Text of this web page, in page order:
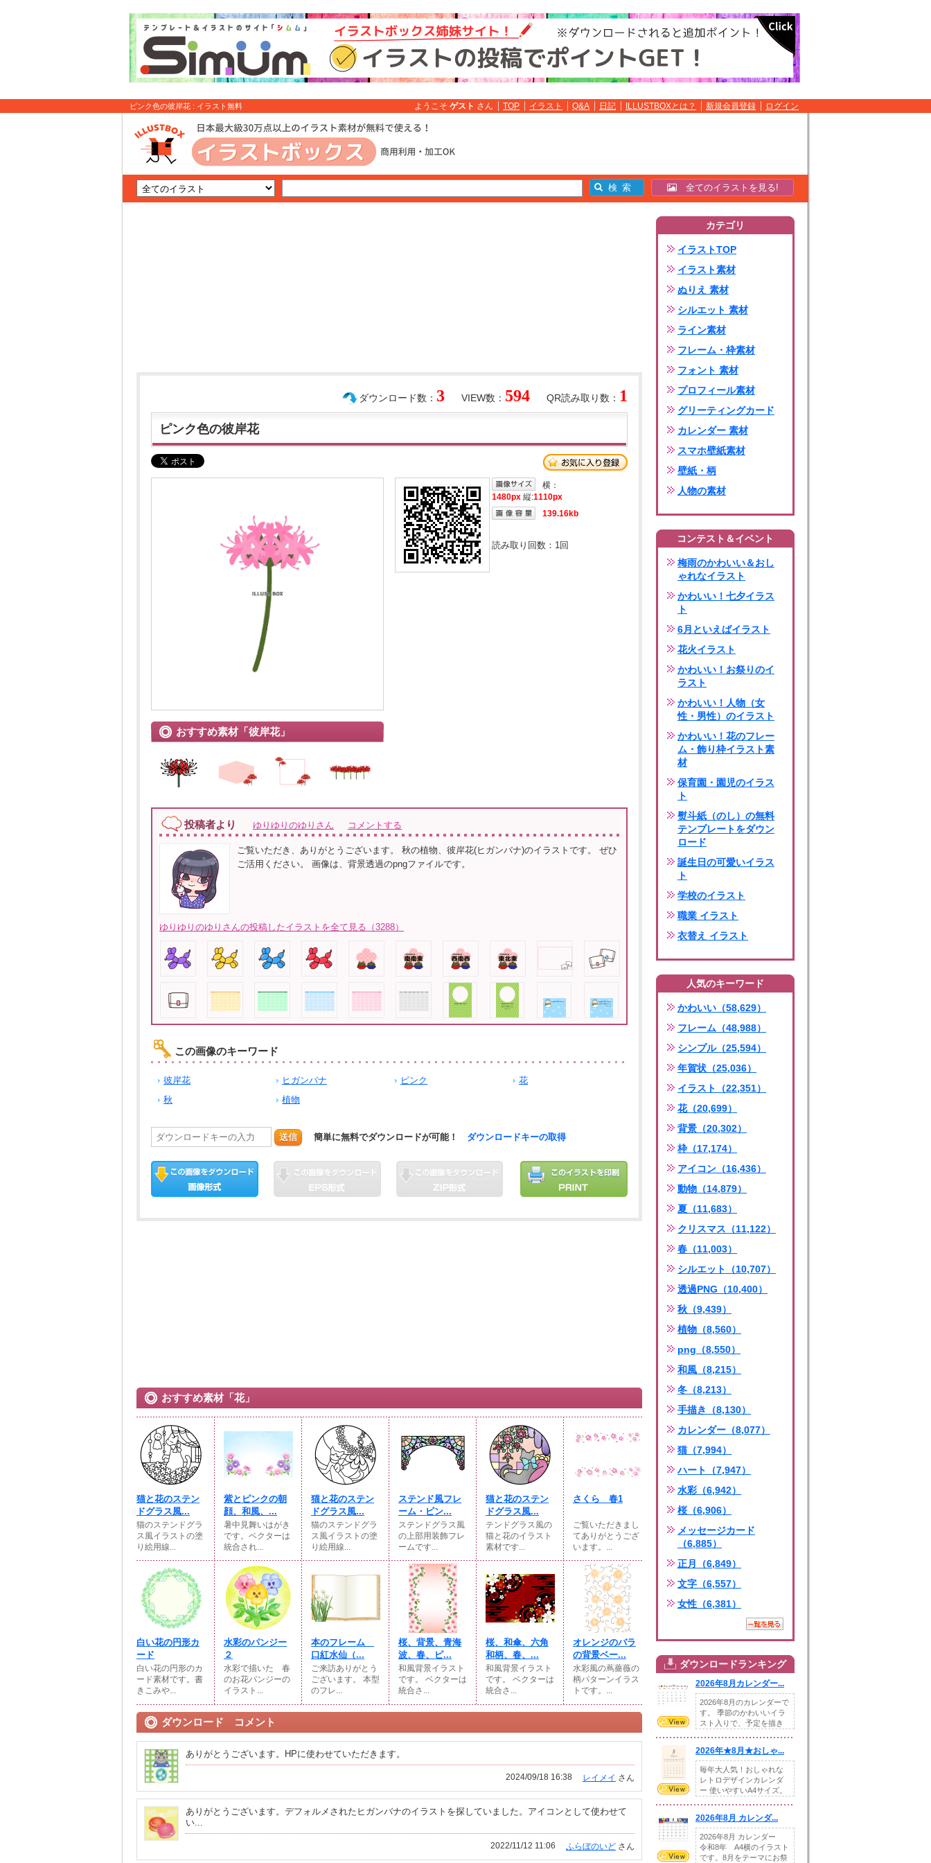
ピンク色の彼岸花 : イラスト無料 ようこそ ゲスト さん TOP イラスト Q&A 日記 ILLUSTBOXとは？ 新規会員登録 ログイン
全てのイラストを見る!
QR読み取り数： 1
VIEW数： 594
ダウンロード数： 3
ピンク色の彼岸花
おすすめ素材「彼岸花」
横：
1480px 縦:1110px
139.16kb
読み取り回数： 1回
投稿者より ゆりゆりのゆりさん コメントする
ご覧いただき、ありがとうございます。 秋の植物、彼岸花(ヒガンバナ)のイラストです。 ぜひ
ご活用ください。 画像は、背景透過のpngファイルです。
ゆりゆりのゆりさんの投稿したイラストを全て見る（3288）
この画像のキーワード
彼岸花 ヒガンバナ ピンク
花
秋
植物
送信 簡単に無料でダウンロードが可能！ ダウンロードキーの取得
おすすめ素材「花」
猫と花のステン
ドグラス風...
猫のステンドグラ
ス風イラストの塗
り絵用線...
紫とピンクの朝
顔、和風、...
暑中見舞いはがき
です。ベクターは
統合され...
猫と花のステン
ドグラス風...
猫のステンドグラ
ス風イラストの塗
り絵用線...
ステンド風フレ
ーム・ピン...
ステンドグラス風
の上部用装飾フレ
ームです...
猫と花のステン
ドグラス風...
テンドグラス風の
猫と花のイラスト
素材です...
さくら 春1
ご覧いただきまし
てありがとうござ
います。...
白い花の円形カ
ード
白い花の円形のカ
ード素材です。書
きこみや...
水彩のパンジー
２
水彩で描いた 春
のお花パンジーの
イラスト...
本のフレーム
口紅水仙（...
ご来訪ありがとう
ございます。 本型
のフレ...
桜、背景、青海
波、春、ピ...
和風背景イラスト
です。 ベクターは
統合さ...
桜、和傘、六角
和柄、春、...
和風背景イラスト
です。 ベクターは
統合さ...
オレンジのバラ
の背景ベー...
水彩風の蔦薔薇の
柄パターンイラス
トです。...
ダウンロード コメント
ありがとうございます。HPに使わせていただきます。
レイメイ さん
2024/09/18 16:38
ありがとうございます。デフォルメされたヒガンバナのイラストを探していました。アイコンとして使わせて
い...
ふらぼのいど さん
2022/11/12 11:06
カテゴリ
イラストTOP
イラスト素材
ぬりえ 素材
シルエット 素材
ライン素材
フレーム・枠素材
フォント 素材
プロフィール素材
グリーティングカード
カレンダー 素材
スマホ壁紙素材
壁紙・柄
人物の素材
コンテスト＆イベント
梅雨のかわいい＆おし
ゃれなイラスト
かわいい！七夕イラス
ト
6月といえばイラスト
花火イラスト
かわいい！お祭りのイ
ラスト
かわいい！人物（女
性・男性）のイラスト
かわいい！花のフレー
ム・飾り枠イラスト素
材
保育園・園児のイラス
ト
熨斗紙（のし）の無料
テンプレートをダウン
ロード
誕生日の可愛いイラス
ト
学校のイラスト
職業 イラスト
衣替え イラスト
人気のキーワード
かわいい（58,629）
フレーム（48,988）
シンプル（25,594）
年賀状（25,036）
イラスト（22,351）
花（20,699）
背景（20,302）
枠（17,174）
アイコン（16,436）
動物（14,879）
夏（11,683）
クリスマス（11,122）
春（11,003）
シルエット（10,707）
透過PNG（10,400）
秋（9,439）
植物（8,560）
png（8,550）
和風（8,215）
冬（8,213）
手描き（8,130）
カレンダー（8,077）
猫（7,994）
ハート（7,947）
水彩（6,942）
桜（6,906）
メッセージカード
（6,885）
正月（6,849）
文字（6,557）
女性（6,381）
ダウンロードランキング
2026年8月カレンダー...
2026年8月のカレンダーで
す。 季節のかわいいイラ
スト入りで、予定を描き
2026年★8月★おしゃ...
毎年大人気！おしゃれな
レトロデザインカレンダ
ー 使いやすいA4サイズ。
2026年8月 カレンダ...
2026年8月 カレンダー
令和8年 A4横のイラスト
です。8月をテーマにお祭